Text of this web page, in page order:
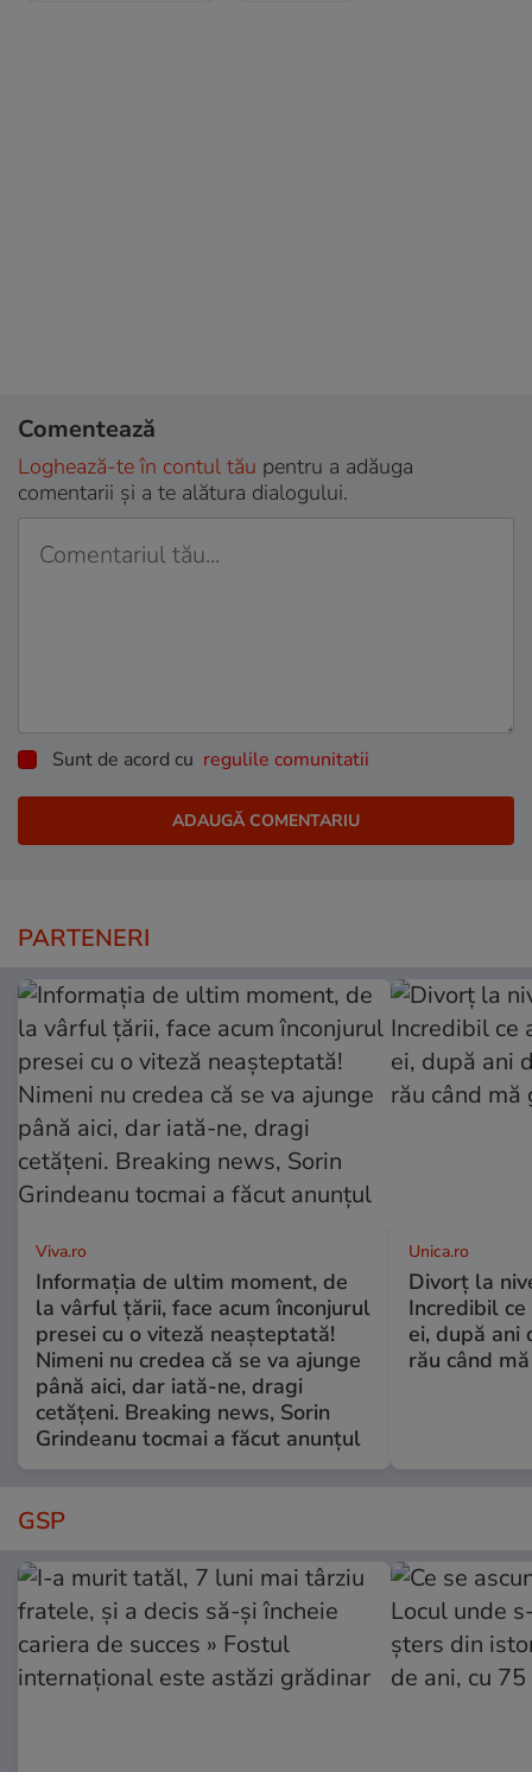
Comentează
Loghează-te în contul tău pentru a adăuga
comentarii și a te alătura dialogului.
Sunt de acord cu regulile comunitatii
PARTENERI
Viva.ro
Informația de ultim moment, de
la vârful țării, face acum înconjurul
presei cu o viteză neașteptată!
Nimeni nu credea că se va ajunge
până aici, dar iată-ne, dragi
cetățeni. Breaking news, Sorin
Grindeanu tocmai a făcut anunțul
Unica.ro
Divorț la
Incredibil
ei, după ani
rău când
GSP